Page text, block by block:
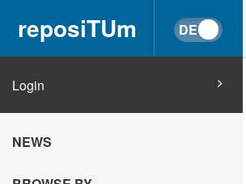
reposiTUm
Login
NEWS